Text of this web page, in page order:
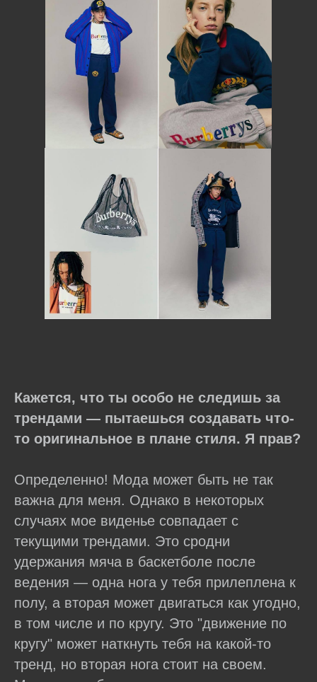
Кажется, что ты особо не следишь за
трендами — пытаешься создавать что-
то оригинальное в плане стиля. Я прав?
Определенно! Мода может быть не так
важна для меня. Однако в некоторых
случаях мое виденье совпадает с
текущими трендами. Это сродни
удержания мяча в баскетболе после
ведения — одна нога у тебя прилеплена к
полу, а вторая может двигаться как угодно,
в том числе и по кругу. Это "движение по
кругу" может наткнуть тебя на какой-то
тренд, но вторая нога стоит на своем.